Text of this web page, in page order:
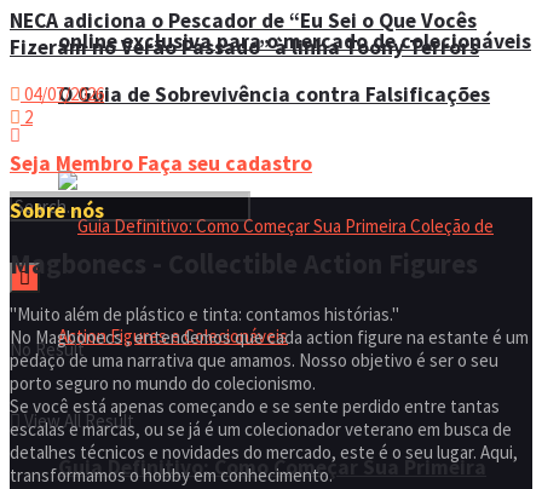
O Guia de Sobrevivência contra Falsificações
Guia Definitivo: Como Começar Sua Primeira
online exclusiva para o mercado de colecionáveis
No Result
View All Result
NECA adiciona o Pescador de “Eu Sei o Que Vocês
Fizeram no Verão Passado” à linha Toony Terrors
04/07/2026
2
Seja Membro Faça seu cadastro
Sobre nós
Magbonecs - Collectible Action Figures
"Muito além de plástico e tinta: contamos histórias."
No Magbonecs , entendemos que cada action figure na estante é um
pedaço de uma narrativa que amamos. Nosso objetivo é ser o seu
porto seguro no mundo do colecionismo.
Se você está apenas começando e se sente perdido entre tantas
escalas e marcas, ou se já é um colecionador veterano em busca de
detalhes técnicos e novidades do mercado, este é o seu lugar. Aqui,
transformamos o hobby em conhecimento.